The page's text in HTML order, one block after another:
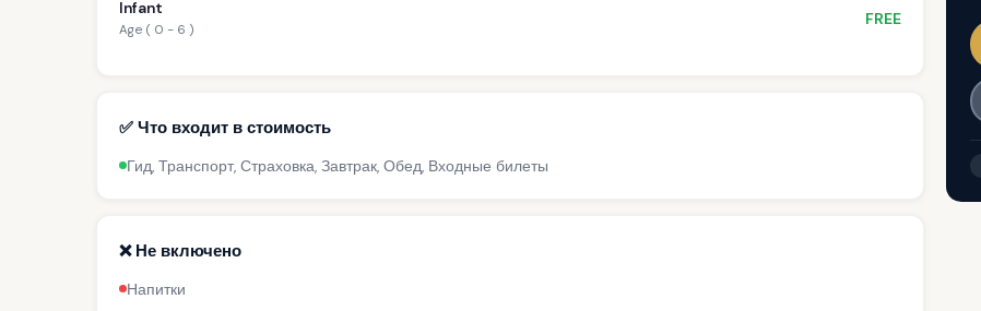
Infant
Age ( 0 - 6 )
FREE
✅ Что входит в стоимость
Гид, Транспорт, Страховка, Завтрак, Обед, Входные билеты
❌ Не включено
Напитки